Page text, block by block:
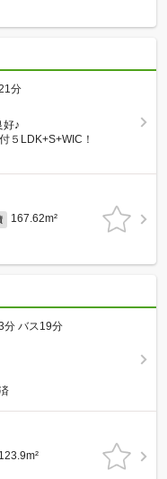
分
好♪
５LDK+S+WIC！
167.62m²
分 バス19分
123.9m²